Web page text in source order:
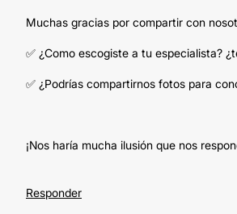
Muchas gracias por compartir con
✅ ¿Como escogiste a tu especialista?
✅ ¿Podrías compartirnos fotos para
¡Nos haría mucha ilusión que nos
Responder